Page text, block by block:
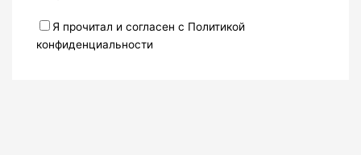
Я прочитал и согласен с Политикой
конфиденциальности